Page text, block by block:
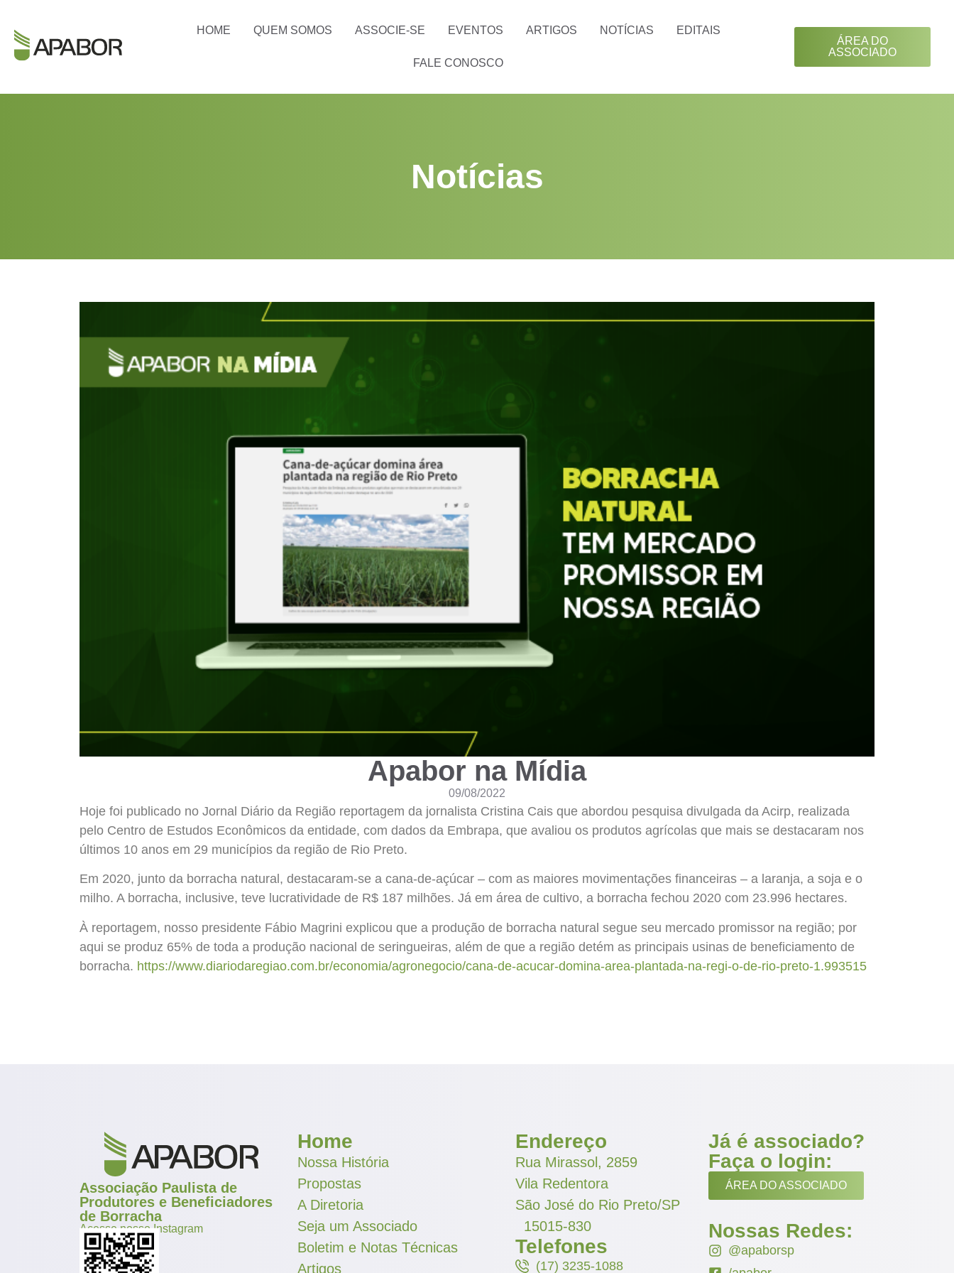
HOME QUEM SOMOS ASSOCIE-SE EVENTOS ARTIGOS NOTÍCIAS EDITAIS
FALE CONOSCO
ÁREA DO
ASSOCIADO
Notícias
Apabor na Mídia
09/08/2022
Hoje foi publicado no Jornal Diário da Região reportagem da jornalista Cristina Cais que abordou pesquisa divulgada da Acirp, realizada
pelo Centro de Estudos Econômicos da entidade, com dados da Embrapa, que avaliou os produtos agrícolas que mais se destacaram nos
últimos 10 anos em 29 municípios da região de Rio Preto.
Em 2020, junto da borracha natural, destacaram-se a cana-de-açúcar – com as maiores movimentações financeiras – a laranja, a soja e o
milho. A borracha, inclusive, teve lucratividade de R$ 187 milhões. Já em área de cultivo, a borracha fechou 2020 com 23.996 hectares.
À reportagem, nosso presidente Fábio Magrini explicou que a produção de borracha natural segue seu mercado promissor na região; por
aqui se produz 65% de toda a produção nacional de seringueiras, além de que a região detém as principais usinas de beneficiamento de
borracha. https://www.diariodaregiao.com.br/economia/agronegocio/cana-de-acucar-domina-area-plantada-na-regi-o-de-rio-preto-1.993515
Associação Paulista de
Produtores e Beneficiadores
de Borracha
Acesse nosso Instagram
Home
Nossa História
Propostas
A Diretoria
Seja um Associado
Boletim e Notas Técnicas
Artigos
Endereço
Rua Mirassol, 2859
Vila Redentora
São José do Rio Preto/SP
15015-830
Telefones
(17) 3235-1088
Já é associado?
Faça o login:
ÁREA DO ASSOCIADO
Nossas Redes:
@apaborsp